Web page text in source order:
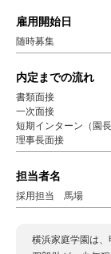
雇用開始日
随時募集
内定までの流れ
書類面接
一次面接
短期インターン（園長
理事長面接
担当者名
採用担当 馬場
横浜家庭学園は